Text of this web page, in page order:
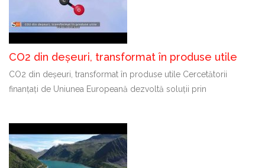
CO2 din deșeuri, transformat în produse utile
CO2 din deșeuri, transformat în produse utile Cercetătorii
finanțați de Uniunea Europeană dezvoltă soluții prin